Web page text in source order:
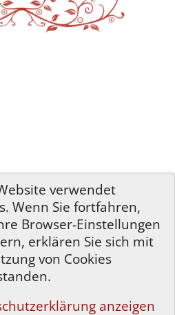
verwendet
Wenn Sie fortfahren,
Browser-Einstellungen
erklären Sie sich mit
von Cookies
anzeigen
©2026
Generation of Genealogy Sitebuilding
Darrin Lythgoe © 2001-2026.
Genealogische Gesellschaft, Wien
Webseite wechseln